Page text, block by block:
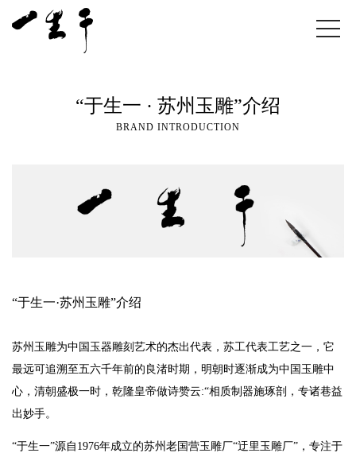
“于生一 · 苏州玉雕”介绍
BRAND INTRODUCTION
“于生一·苏州玉雕”介绍
苏州玉雕为中国玉器雕刻艺术的杰出代表，苏工代表工艺之一，它
最远可追溯至五六千年前的良渚时期，明朝时逐渐成为中国玉雕中
心，清朝盛极一时，乾隆皇帝做诗赞云:“相质制器施琢剖，专诸巷益
出妙手。
“于生一”源自1976年成立的苏州老国营玉雕厂“迂里玉雕厂”，专注于